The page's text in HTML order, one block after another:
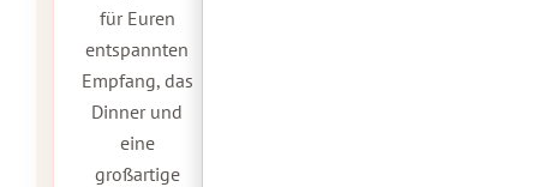
für Euren
entspannten
Empfang, das
Dinner und
eine
großartige